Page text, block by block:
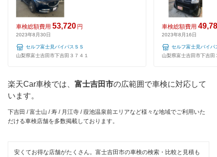
山梨市
1級整備士在籍
コンピューター診断
車検総額費用 53,720 円
2023年8月30日
セルフ富士見バイパスＳＳ
山梨県富士吉田市下吉田３７４１
車検総額費用
2023年8月16日
セルフ富士見バイパ
山梨県富士吉田市下吉田
楽天Car車検では、 富士吉田市の広範囲で車検に対応して
います。
下吉田 / 富士山 / 寿 / 月江寺 / 葭池温泉前エリアなど様々な地域でご利用いた
だける車検店舗を多数掲載しております。
安くてお得な店舗がたくさん。富士吉田市の車検の検索・比較と見積も